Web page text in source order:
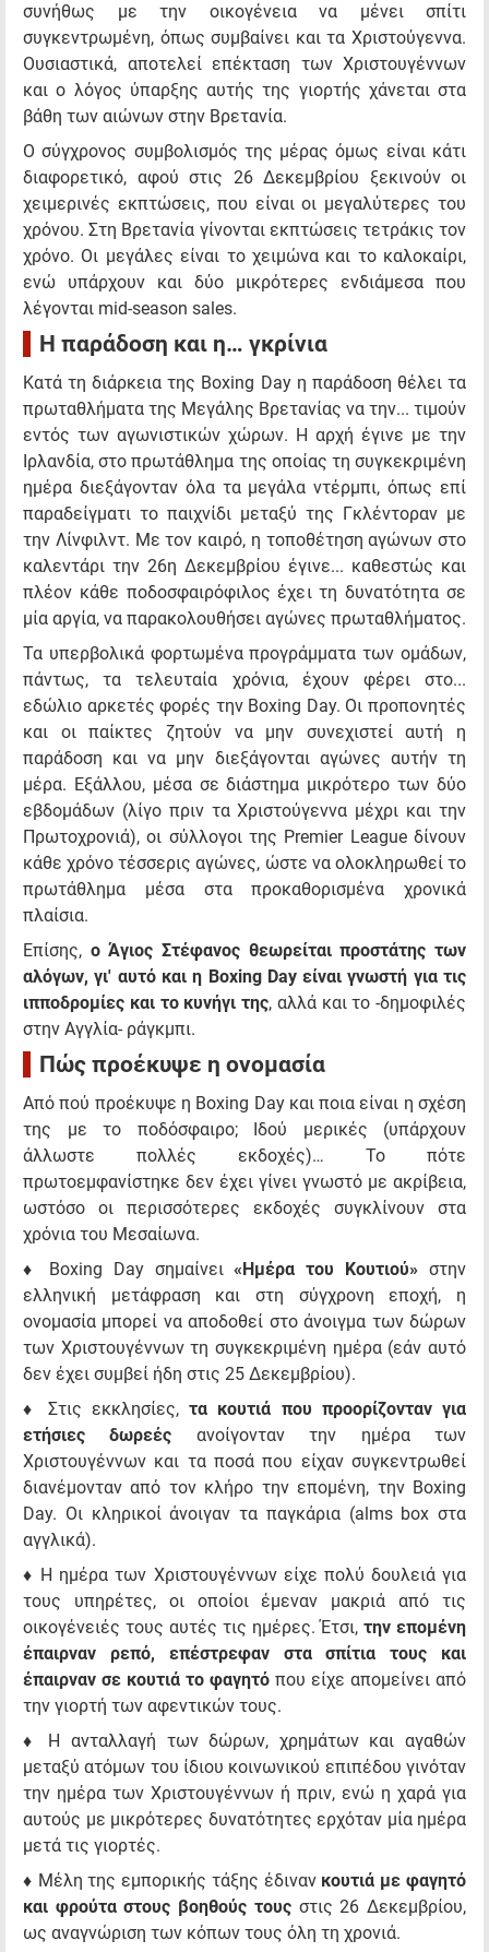
συνήθως με την οικογένεια να μένει σπίτι
συγκεντρωμένη, όπως συμβαίνει και τα Χριστούγεννα.
Ουσιαστικά, αποτελεί επέκταση των Χριστουγέννων
και ο λόγος ύπαρξης αυτής της γιορτής χάνεται στα
βάθη των αιώνων στην Βρετανία.
Ο σύγχρονος συμβολισμός της μέρας όμως είναι κάτι
διαφορετικό, αφού στις 26 Δεκεμβρίου ξεκινούν οι
χειμερινές εκπτώσεις, που είναι οι μεγαλύτερες του
χρόνου. Στη Βρετανία γίνονται εκπτώσεις τετράκις τον
χρόνο. Οι μεγάλες είναι το χειμώνα και το καλοκαίρι,
ενώ υπάρχουν και δύο μικρότερες ενδιάμεσα που
λέγονται mid-season sales.
Η παράδοση και η… γκρίνια
Κατά τη διάρκεια της Boxing Day η παράδοση θέλει τα
πρωταθλήματα της Μεγάλης Βρετανίας να την... τιμούν
εντός των αγωνιστικών χώρων. Η αρχή έγινε με την
Ιρλανδία, στο πρωτάθλημα της οποίας τη συγκεκριμένη
ημέρα διεξάγονταν όλα τα μεγάλα ντέρμπι, όπως επί
παραδείγματι το παιχνίδι μεταξύ της Γκλέντοραν με
την Λίνφιλντ. Με τον καιρό, η τοποθέτηση αγώνων στο
καλεντάρι την 26η Δεκεμβρίου έγινε... καθεστώς και
πλέον κάθε ποδοσφαιρόφιλος έχει τη δυνατότητα σε
μία αργία, να παρακολουθήσει αγώνες πρωταθλήματος.
Τα υπερβολικά φορτωμένα προγράμματα των ομάδων,
πάντως, τα τελευταία χρόνια, έχουν φέρει στο...
εδώλιο αρκετές φορές την Boxing Day. Οι προπονητές
και οι παίκτες ζητούν να μην συνεχιστεί αυτή η
παράδοση και να μην διεξάγονται αγώνες αυτήν τη
μέρα. Εξάλλου, μέσα σε διάστημα μικρότερο των δύο
εβδομάδων (λίγο πριν τα Χριστούγεννα μέχρι και την
Πρωτοχρονιά), οι σύλλογοι της Premier League δίνουν
κάθε χρόνο τέσσερις αγώνες, ώστε να ολοκληρωθεί το
πρωτάθλημα μέσα στα προκαθορισμένα χρονικά
πλαίσια.
Επίσης, ο Άγιος Στέφανος θεωρείται προστάτης των
αλόγων, γι' αυτό και η Boxing Day είναι γνωστή για τις
ιπποδρομίες και το κυνήγι της, αλλά και το -δημοφιλές
στην Αγγλία- ράγκμπι.
Πώς προέκυψε η ονομασία
Από πού προέκυψε η Boxing Day και ποια είναι η σχέση
της με το ποδόσφαιρο; Ιδού μερικές (υπάρχουν
άλλωστε πολλές εκδοχές)… Το πότε
πρωτοεμφανίστηκε δεν έχει γίνει γνωστό με ακρίβεια,
ωστόσο οι περισσότερες εκδοχές συγκλίνουν στα
χρόνια του Μεσαίωνα.
♦ Boxing Day σημαίνει«Ημέρα του Κουτιού» στην
ελληνική μετάφραση και στη σύγχρονη εποχή, η
ονομασία μπορεί να αποδοθεί στο άνοιγμα των δώρων
των Χριστουγέννων τη συγκεκριμένη ημέρα (εάν αυτό
δεν έχει συμβεί ήδη στις 25 Δεκεμβρίου).
♦ Στις εκκλησίες, τα κουτιά που προορίζονταν για
ετήσιες δωρεές ανοίγονταν την ημέρα των
Χριστουγέννων και τα ποσά που είχαν συγκεντρωθεί
διανέμονταν από τον κλήρο την επομένη, την Boxing
Day. Οι κληρικοί άνοιγαν τα παγκάρια (alms box στα
αγγλικά).
♦ Η ημέρα των Χριστουγέννων είχε πολύ δουλειά για
τους υπηρέτες, οι οποίοι έμεναν μακριά από τις
οικογένειές τους αυτές τις ημέρες. Έτσι, την επομένη
έπαιρναν ρεπό, επέστρεφαν στα σπίτια τους και
έπαιρναν σε κουτιά το φαγητό που είχε απομείνει από
την γιορτή των αφεντικών τους.
♦ Η ανταλλαγή των δώρων, χρημάτων και αγαθών
μεταξύ ατόμων του ίδιου κοινωνικού επιπέδου γινόταν
την ημέρα των Χριστουγέννων ή πριν, ενώ η χαρά για
αυτούς με μικρότερες δυνατότητες ερχόταν μία ημέρα
μετά τις γιορτές.
♦ Μέλη της εμπορικής τάξης έδιναν κουτιά με φαγητό
και φρούτα στους βοηθούς τουςστις 26 Δεκεμβρίου,
ως αναγνώριση των κόπων τους όλη τη χρονιά.